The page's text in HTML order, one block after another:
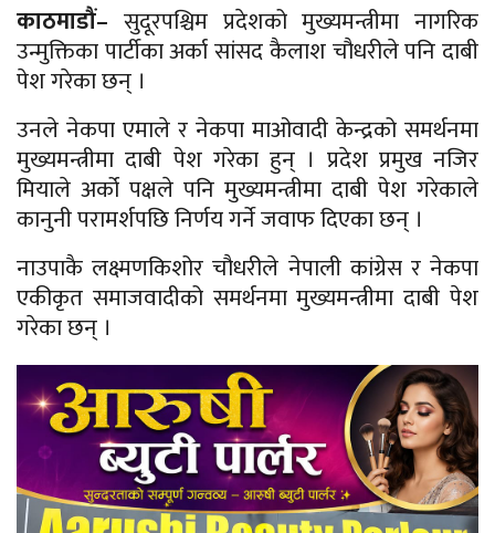
काठमाडौं– सुदूरपश्चिम प्रदेशको मुख्यमन्त्रीमा नागरिक
उन्मुक्तिका पार्टीका अर्का सांसद कैलाश चौधरीले पनि दाबी
पेश गरेका छन् ।
उनले नेकपा एमाले र नेकपा माओवादी केन्द्रको समर्थनमा
मुख्यमन्त्रीमा दाबी पेश गरेका हुन् । प्रदेश प्रमुख नजिर
मियाले अर्को पक्षले पनि मुख्यमन्त्रीमा दाबी पेश गरेकाले
कानुनी परामर्शपछि निर्णय गर्ने जवाफ दिएका छन् ।
नाउपाकै लक्ष्मणकिशोर चौधरीले नेपाली कांग्रेस र नेकपा
एकीकृत समाजवादीको समर्थनमा मुख्यमन्त्रीमा दाबी पेश
गरेका छन् ।